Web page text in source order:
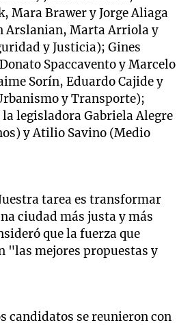
Mara Brawer y Jorge Aliaga
Arslanian, Marta Arriola y
y Justicia); Gines
Spaccavento y Marcelo
Sorín, Eduardo Cajide y
y Transporte);
legisladora Gabriela Alegre
y Atilio Savino (Medio
tarea es transformar
ciudad más justa y más
que la fuerza que
"las mejores propuestas y
candidatos se reunieron con